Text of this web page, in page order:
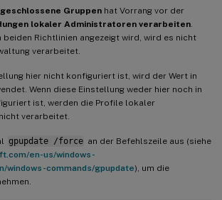
Gruppen hat Vorrang vor der
lokaler Administratoren verarbeiten
beiden Richtlinien angezeigt wird, wird es nicht
verarbeitet.
hier nicht konfiguriert ist, wird der Wert in
Wenn diese Einstellung weder hier noch in
ist, werden die Profile lokaler
verarbeitet.
gpupdate /force an der Befehlszeile aus (siehe
en-us/windows-
windows-commands/gpupdate), um die